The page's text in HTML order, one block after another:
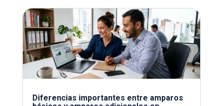
Diferencias importantes entre amparos